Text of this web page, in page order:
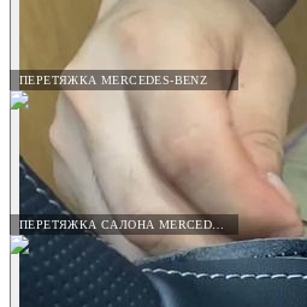
ПЕРЕТЯЖКА MERCEDES-BENZ